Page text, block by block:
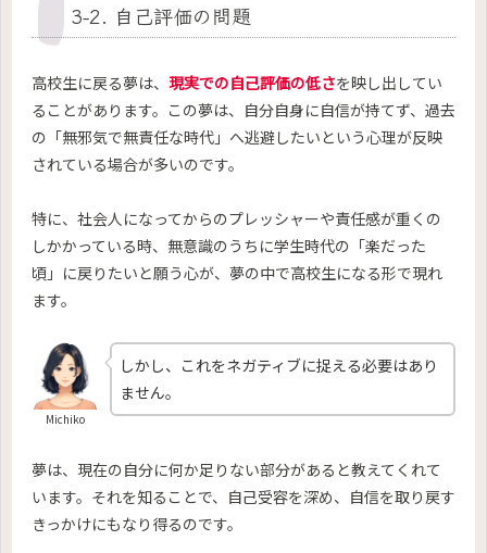
3-2. 自己評価の問題
高校生に戻る夢は、 現実での自己評価の低さを映し出してい
ることがあります。この夢は、自分自身に自信が持てず、過去
の「無邪気で無責任な時代」へ逃避したいという心理が反映
されている場合が多いのです。
特に、社会人になってからのプレッシャーや責任感が重くの
しかかっている時、無意識のうちに学生時代の「楽だった
頃」に戻りたいと願う心が、夢の中で高校生になる形で現れ
ます。
Michiko
しかし、これをネガティブに捉える必要はあり
ません。
夢は、現在の自分に何か足りない部分があると教えてくれて
います。それを知ることで、自己受容を深め、自信を取り戻す
きっかけにもなり得るのです。